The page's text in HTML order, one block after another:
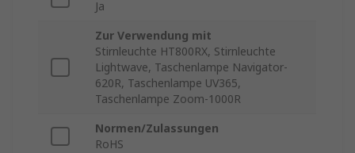
Ja
Zur Verwendung mit
Stirnleuchte HT800RX, Stirnleuchte
Lightwave, Taschenlampe Navigator-
620R, Taschenlampe UV365,
Taschenlampe Zoom-1000R
Normen/Zulassungen
RoHS